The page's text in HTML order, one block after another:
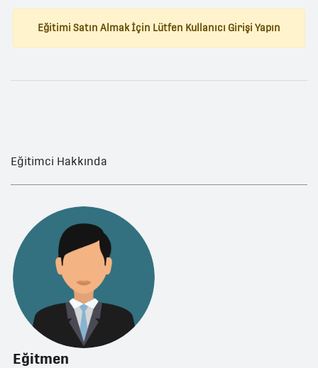
Eğitimi Satın Almak İçin Lütfen Kullanıcı Girişi Yapın
Eğitimci Hakkında
Eğitmen